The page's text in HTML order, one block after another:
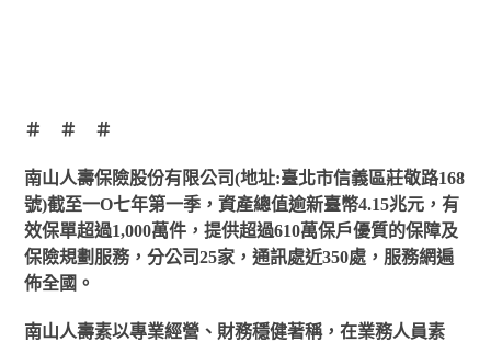
＃ ＃ ＃
南山人壽保險股份有限公司(地址:臺北市信義區莊敬路168
號)截至一Ο七年第一季，資產總值逾新臺幣4.15兆元，有
效保單超過1,000萬件，提供超過610萬保戶優質的保障及
保險規劃服務，分公司25家，通訊處近350處，服務網遍
佈全國。
南山人壽素以專業經營、財務穩健著稱，在業務人員素